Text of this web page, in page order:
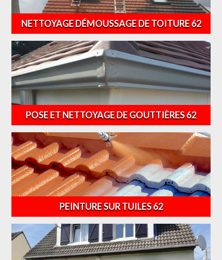
NETTOYAGE DÉMOUSSAGE DE TOITURE 62
POSE ET NETTOYAGE DE GOUTTIÈRES 62
PEINTURE SUR TUILES 62